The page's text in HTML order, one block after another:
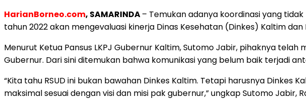
HarianBorneo.com, SAMARINDA– Temukan adanya koordinasi yang
tahun 2022 akan mengevaluasi kinerja Dinas Kesehatan (Dinkes) Kaltim dan
Menurut Ketua Pansus LKPJ Gubernur Kaltim, Sutomo Jabir, pihaknya
Gubernur. Dari sini ditemukan bahwa komunikasi yang belum baik terjadi
“Kita tahu RSUD ini bukan bawahan Dinkes Kaltim. Tetapi harusnya
maksimal sesuai dengan visi dan misi pak gubernur,” ungkap Sutomo Jabir,